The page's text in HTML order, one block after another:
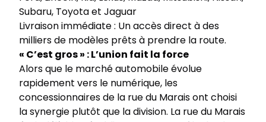
Subaru, Toyota et Jaguar
Livraison immédiate : Un accès direct à des
milliers de modèles prêts à prendre la route.
« C’est gros » : L’union fait la force
Alors que le marché automobile évolue
rapidement vers le numérique, les
concessionnaires de la rue du Marais ont choisi
la synergie plutôt que la division. La rue du Marais